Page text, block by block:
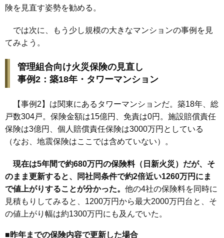
険を見直す姿勢を勧める。
では次に、もう少し規模の大きなマンションの事例を見
てみよう。
管理組合向け火災保険の見直し
事例2：築18年・タワーマンション
【事例2】は関東にあるタワーマンションだ。築18年、総
戸数304戸。保険金額は15億円、免責は0円。施設賠償責任
保険は3億円、個人賠償責任保険は3000万円としている
（なお、地震保険はここでは含めていない）。
現在は5年間で約680万円の保険料（日新火災）だが、そ
のまま更新すると、同社同条件で約2倍近い1260万円にま
で値上がりすることが分かった。 他の4社の保険料を同時に
見積もりしてみると、1200万円から最大2000万円台と、そ
の値上がり幅は約1300万円にも及んでいた。
■昨年までの保険内容で更新した場合